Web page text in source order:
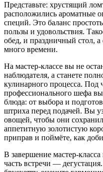
Представьте: хрустящий
расположились ароматные
специй. Это баланс
пользы и удовольствия.
обед, и праздничный стол,
много времени.
На мастер‑классе вы не
наблюдателя, а станете
кулинарного процесса. Под
профессионального шефа
блюда: от выбора и
штриха перед подачей. Вы
овощей, чтобы они
аппетитную золотистую
приправ и поймёте, как
В завершение
часть встречи —